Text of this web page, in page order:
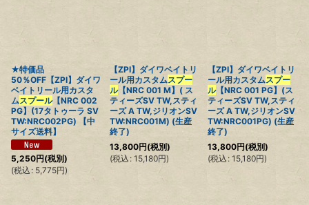
★特価品
50％OFF【ZPI】ダイワ
ベイトリール用カスタ
ムスプール【NRC 002
PG】(17タトゥーラ SV
TW:NRC002PG) 【中
サイズ送料】
5,250円(税別)
(税込 : 5,775円)
【ZPI】ダイワベイトリ
ール用カスタムスプー
ル【NRC 001 M】( ス
ティーズSV TW,スティ
ーズ A TW,ジリオンSV
TW:NRC001M) (生産
終了)
13,800円(税別)
(税込 : 15,180円)
【ZPI】ダイワベイトリ
ール用カスタムスプー
ル【NRC 001 PG】(ス
ティーズSV TW,スティ
ーズ A TW,ジリオンSV
TW:NRC001PG) (生産
終了)
13,800円(税別)
(税込 : 15,180円)